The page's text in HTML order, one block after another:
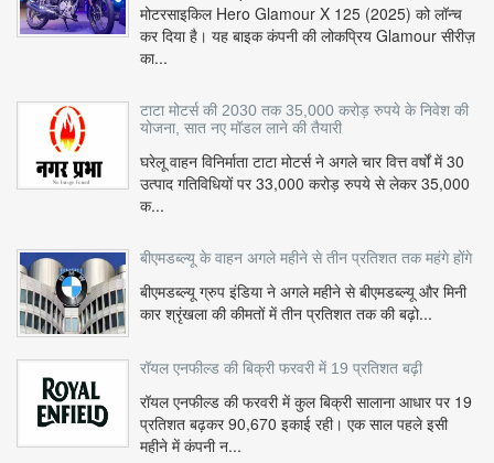
मोटरसाइकिल Hero Glamour X 125 (2025) को लॉन्च
कर दिया है। यह बाइक कंपनी की लोकप्रिय Glamour सीरीज़
का...
टाटा मोटर्स की 2030 तक 35,000 करोड़ रुपये के निवेश की
योजना, सात नए मॉडल लाने की तैयारी
घरेलू वाहन विनिर्माता टाटा मोटर्स ने अगले चार वित्त वर्षों में 30
उत्पाद गतिविधियों पर 33,000 करोड़ रुपये से लेकर 35,000
क...
बीएमडब्ल्यू के वाहन अगले महीने से तीन प्रतिशत तक महंगे होंगे
बीएमडब्ल्यू ग्रुप इंडिया ने अगले महीने से बीएमडब्ल्यू और मिनी
कार श्रृंखला की कीमतों में तीन प्रतिशत तक की बढ़ो...
रॉयल एनफील्ड की बिक्री फरवरी में 19 प्रतिशत बढ़ी
रॉयल एनफील्ड की फरवरी में कुल बिक्री सालाना आधार पर 19
प्रतिशत बढ़कर 90,670 इकाई रही। एक साल पहले इसी
महीने में कंपनी न...